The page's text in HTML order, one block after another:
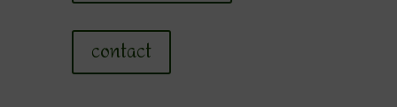
contact